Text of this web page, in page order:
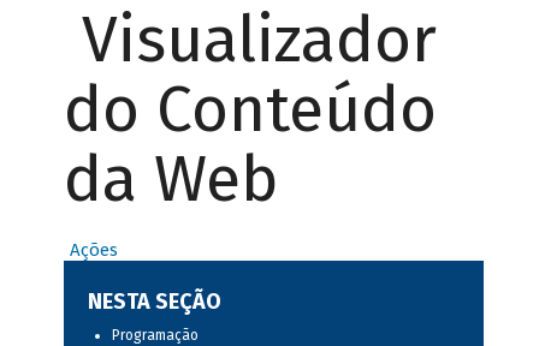
Visualizador
do Conteúdo
da Web
Ações
NESTA SEÇÃO
Programação